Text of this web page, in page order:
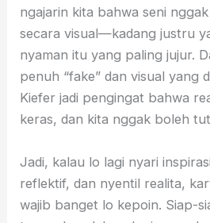
ngajarin kita bahwa seni
secara visual—kadang justru
nyaman itu yang paling jujur.
penuh “fake” dan visual yang
Kiefer jadi pengingat bahwa
keras, dan kita nggak boleh
Jadi, kalau lo lagi nyari
reflektif, dan nyentil realita,
wajib banget lo kepoin. Siap-